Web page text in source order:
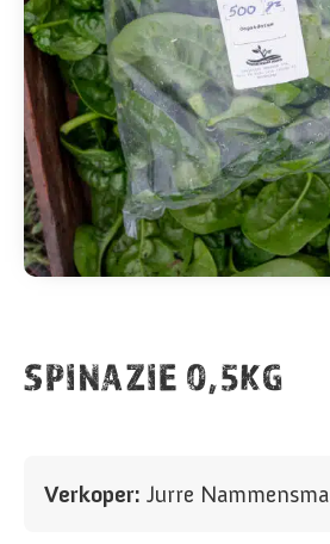
SPINAZIE 0,5KG
Verkoper: Jurre Nammensma